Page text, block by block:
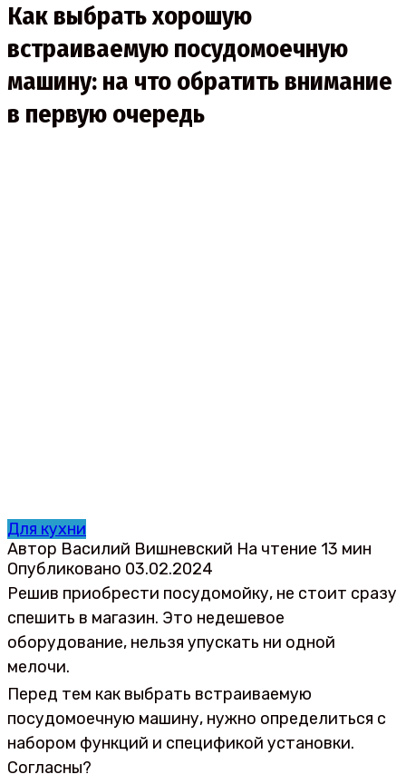
Как выбрать хорошую
встраиваемую посудомоечную
машину: на что обратить внимание
в первую очередь
Для кухни
Автор Василий Вишневский На чтение 13 мин
Опубликовано 03.02.2024
Решив приобрести посудомойку, не стоит сразу
спешить в магазин. Это недешевое
оборудование, нельзя упускать ни одной
мелочи.
Перед тем как выбрать встраиваемую
посудомоечную машину, нужно определиться с
набором функций и спецификой установки.
Согласны?